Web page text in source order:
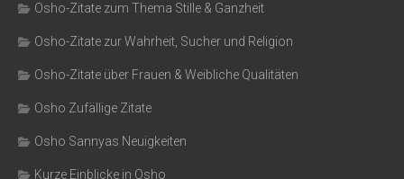
Osho-Zitate zum Thema Stille & Ganzheit
Osho-Zitate zur Wahrheit, Sucher und Religion
Osho-Zitate über Frauen & Weibliche Qualitäten
Osho Zufällige Zitate
Osho Sannyas Neuigkeiten
Kurze Einblicke in Osho